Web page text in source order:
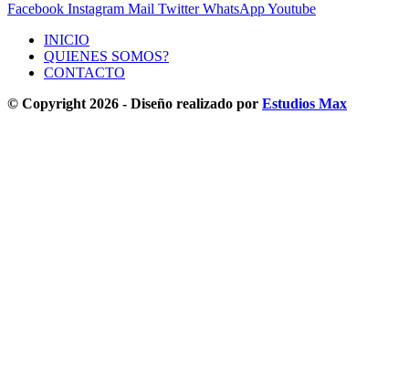
Facebook Instagram Mail Twitter WhatsAppYoutube
INICIO
QUIENES SOMOS?
CONTACTO
© Copyright 2026 - Diseño realizado por Estudios Max